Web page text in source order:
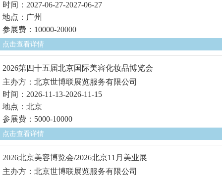
时间：2027-06-27-2027-06-27
地点：广州
参展费：10000-20000
点击查看详情
2026第四十五届北京国际美容化妆品博览会
主办方：北京世博联展览服务有限公司
时间：2026-11-13-2026-11-15
地点：北京
参展费：5000-10000
点击查看详情
2026北京美容博览会/2026北京11月美业展
主办方：北京世博联展览服务有限公司